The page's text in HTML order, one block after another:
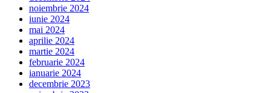
noiembrie 2024
iunie 2024
mai 2024
aprilie 2024
martie 2024
februarie 2024
ianuarie 2024
decembrie 2023